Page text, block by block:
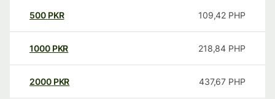
500 PKR 109,42 PHP
1000 PKR 218,84 PHP
2000 PKR 437,67 PHP